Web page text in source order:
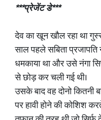
***प्रेजेंट डे***
देव का खून खौल रहा था
साल पहले सबिता
धमकाया था और उसे नंगा
से छोड़ कर चली गई थी।
उसके बाद वह दोनो कितनी
पर हावी होने की कोशिश